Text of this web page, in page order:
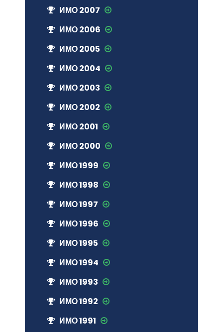
ИМО 2007
ИМО 2006
ИМО 2005
ИМО 2004
ИМО 2003
ИМО 2002
ИМО 2001
ИМО 2000
ИМО 1999
ИМО 1998
ИМО 1997
ИМО 1996
ИМО 1995
ИМО 1994
ИМО 1993
ИМО 1992
ИМО 1991